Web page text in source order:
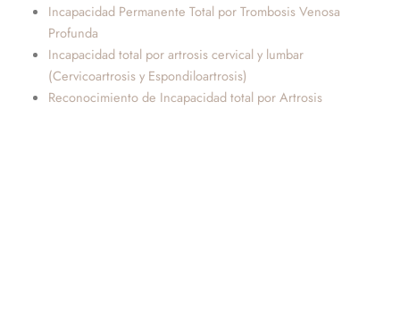
Incapacidad Permanente Total por Trombosis Venosa
Profunda
Incapacidad total por artrosis cervical y lumbar
(Cervicoartrosis y Espondiloartrosis)
Reconocimiento de Incapacidad total por Artrosis